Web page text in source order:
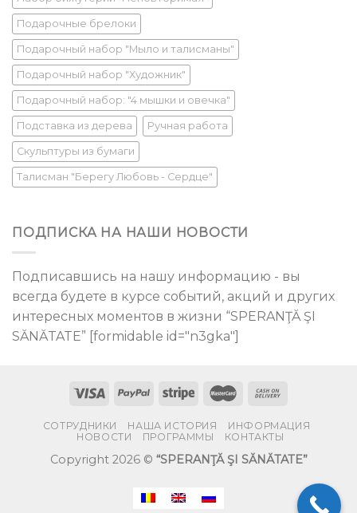
Подарочные брелоки
Подарочный набор "Мыло и талисманы"
Подарочный набор "Художник"
Подарочный набор: "4 мышки и овечка"
Подставка из дерева Ручная работа
Скульптуры из бумаги
Талисман "Берегу Любовь - Сердце"
ПОДПИСКА НА НАШИ НОВОСТИ
Подписавшись на нашу информацию - вы
всегда будете в курсе событий, акций и других
интересных моментов в жизни “SPERANŢĂ ŞI
SĂNĂTATE” [formidable id="n3gka"]
СОТРУДНИКИ НАША ИСТОРИЯ
ИНФОРМАЦИЯ
НОВОСТИ
ПРОГРАММЫ КОНТАКТЫ
Copyright 2026 © “SPERANŢĂ ŞI SĂNĂTATE”